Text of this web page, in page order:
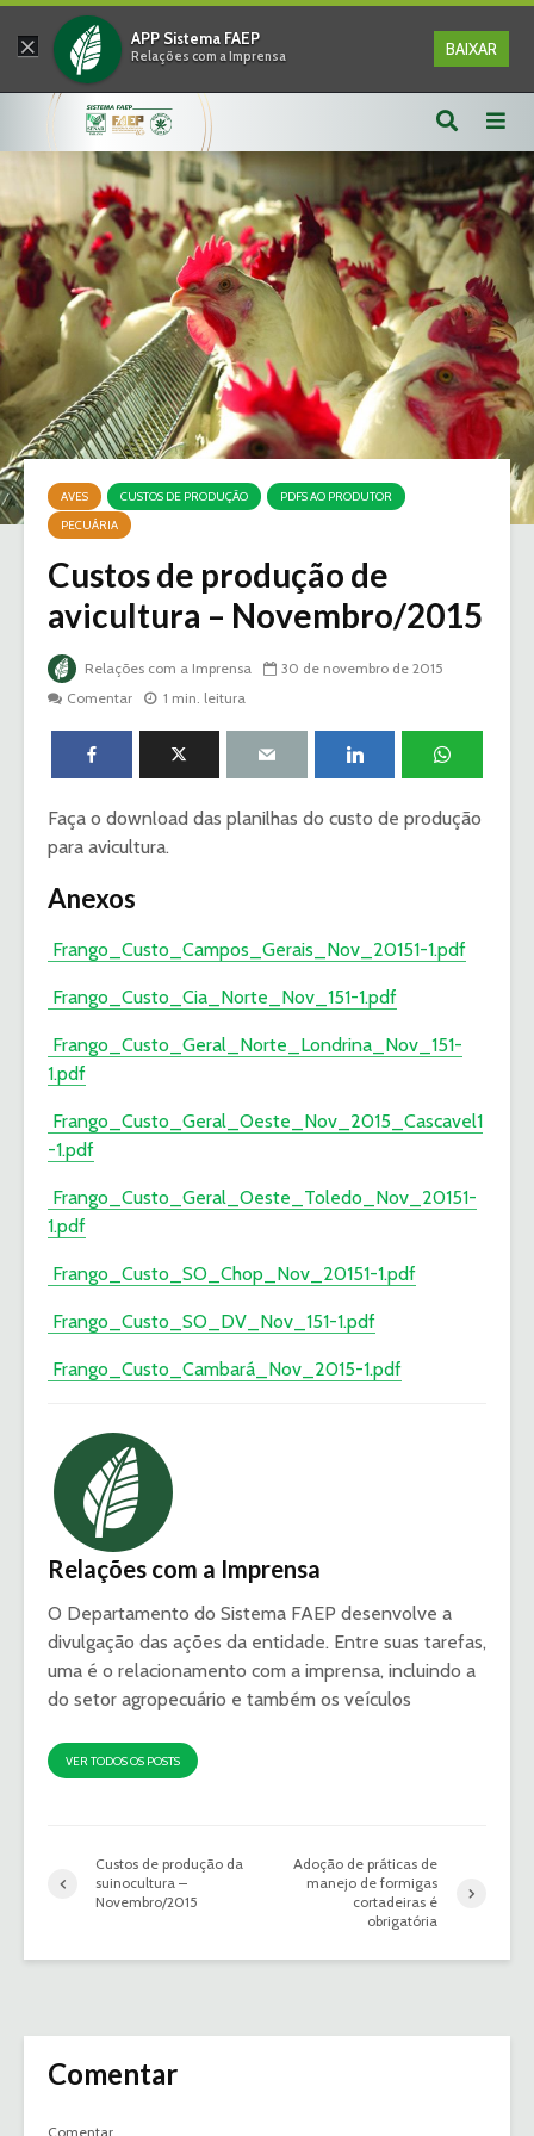
× APP Sistema FAEP
Relações com a Imprensa BAIXAR
AVES CUSTOS DE PRODUÇÃO
PDFS AO PRODUTOR
PECUÁRIA
Custos de produção de
avicultura – Novembro/2015
Relações com a Imprensa
30 de novembro de 2015
Comentar
1 min. leitura
Faça o download das planilhas do custo de produção
para avicultura.
Anexos
Frango_Custo_Campos_Gerais_Nov_20151-1.pdf
Frango_Custo_Cia_Norte_Nov_151-1.pdf
Frango_Custo_Geral_Norte_Londrina_Nov_151-
1.pdf
Frango_Custo_Geral_Oeste_Nov_2015_Cascavel1
-1.pdf
Frango_Custo_Geral_Oeste_Toledo_Nov_20151-
1.pdf
Frango_Custo_SO_Chop_Nov_20151-1.pdf
Frango_Custo_SO_DV_Nov_151-1.pdf
Frango_Custo_Cambará_Nov_2015-1.pdf
Relações com a Imprensa
O Departamento do Sistema FAEP desenvolve a
divulgação das ações da entidade. Entre suas tarefas,
uma é o relacionamento com a imprensa, incluindo a
do setor agropecuário e também os veículos
VER TODOS OS POSTS
Custos de produção da
suinocultura –
Novembro/2015
Adoção de práticas de
manejo de formigas
cortadeiras é
obrigatória
Comentar
Comentar